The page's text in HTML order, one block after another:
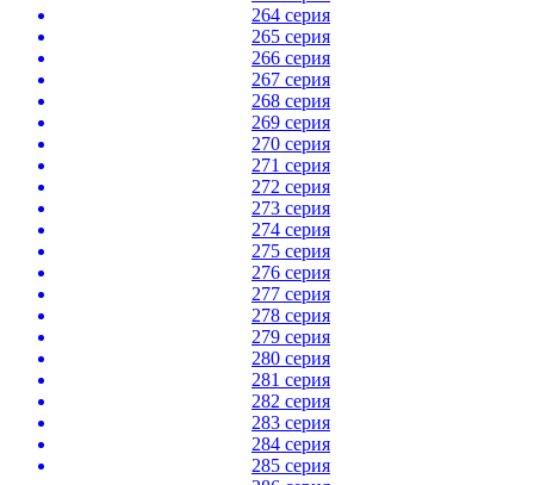
264 серия
265 серия
266 серия
267 серия
268 серия
269 серия
270 серия
271 серия
272 серия
273 серия
274 серия
275 серия
276 серия
277 серия
278 серия
279 серия
280 серия
281 серия
282 серия
283 серия
284 серия
285 серия